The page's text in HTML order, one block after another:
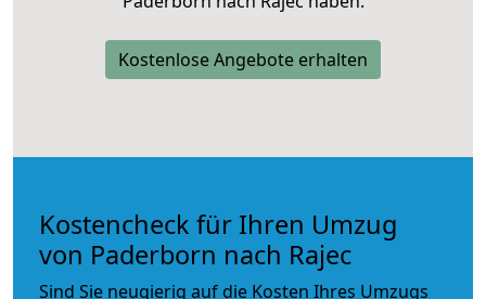
Kostenlose Angebote erhalten
Kostencheck für Ihren Umzug
von Paderborn nach Rajec
Sind Sie neugierig auf die Kosten Ihres Umzugs